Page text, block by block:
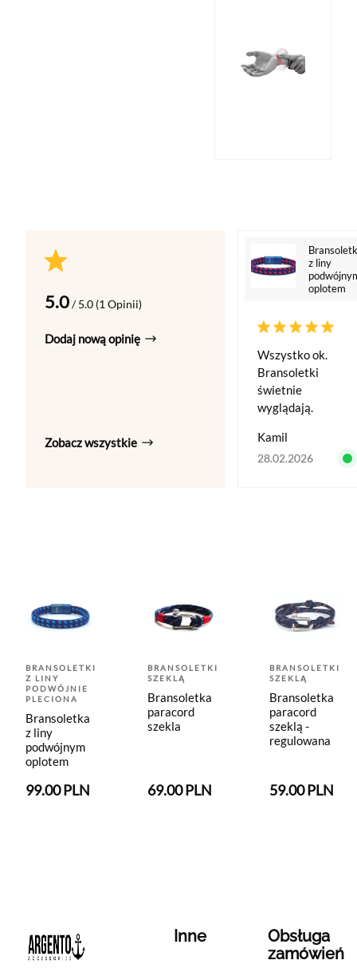
5.0/ 5.0 (1 Opinii)
Dodaj nową opinię
Zobacz wszystkie
z liny
oplotem
Wszystko ok.
Bransoletki
świetnie
wyglądają.
Kamil
28.02.2026
BRANSOLETKI
Z LINY
PODWÓJNIE
PLECIONA
Bransoletka
z liny
podwójnym
oplotem
99.00 PLN
BRANSOLETKI
SZEKLĄ
Bransoletka
paracord
szekla
69.00 PLN
BRANSOLETKI
SZEKLĄ
Bransoletka
paracord
szeklą -
regulowana
59.00 PLN
Inne
Obsługa
zamówień